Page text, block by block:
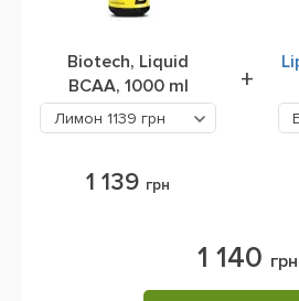
Biotech, Liquid
BCAA, 1000 ml
Лимон 1139 грн
1 139 грн
+
1 140 грн